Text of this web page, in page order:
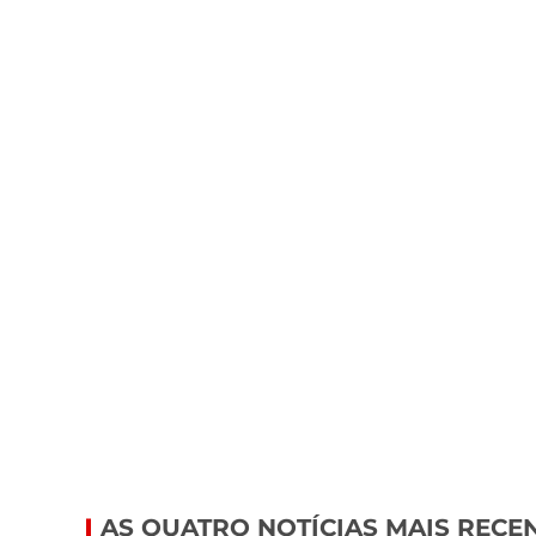
AS QUATRO NOTÍCIAS MAIS